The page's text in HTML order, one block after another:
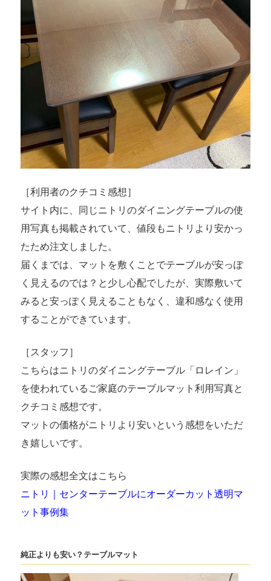
［利用者のクチコミ感想］
サイト内に、同じニトリのダイニングテーブルの使
用写真も掲載されていて、値段もニトリより安かっ
たため注文しました。
届くまでは、マットを敷くことでテーブルが安っぽ
く見えるのでは？と少し心配でしたが、実際敷いて
みると安っぽく見えることもなく、違和感なく使用
することができています。
［スタッフ］
こちらはニトリのダイニングテーブル「ロレイン」
を使われているご家庭のテーブルマット利用写真と
クチコミ感想です。
マットの価格がニトリより安いという感想をいただ
き嬉しいです。
実際の感想全文はこちら
ニトリ｜センターテーブルにオーダーカット透明マ
ット事例集
純正よりも安い？テーブルマット